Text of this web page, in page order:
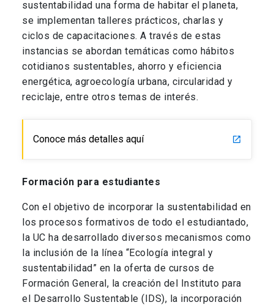
sustentabilidad una forma de habitar el planeta,
se implementan talleres prácticos, charlas y
ciclos de capacitaciones. A través de estas
instancias se abordan temáticas como hábitos
cotidianos sustentables, ahorro y eficiencia
energética, agroecología urbana, circularidad y
reciclaje, entre otros temas de interés.
Conoce más detalles aquí launch
Formación para estudiantes
Con el objetivo de incorporar la sustentabilidad en
los procesos formativos de todo el estudiantado,
la UC ha desarrollado diversos mecanismos como
la inclusión de la línea “Ecología integral y
sustentabilidad” en la oferta de cursos de
Formación General, la creación del Instituto para
el Desarrollo Sustentable (IDS), la incorporación